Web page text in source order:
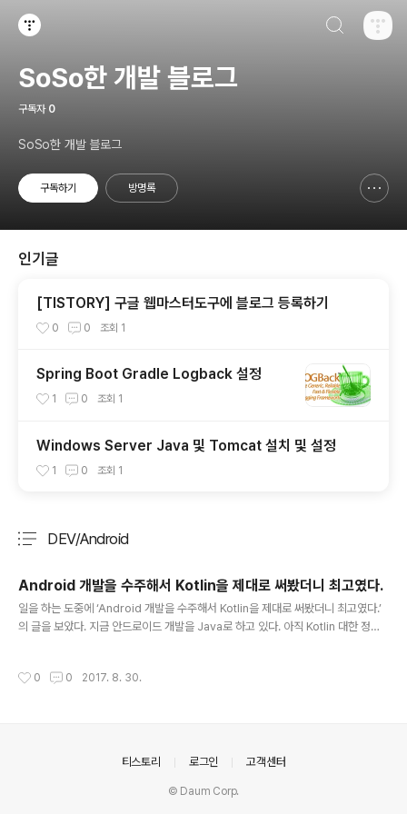
SoSo한 개발 블로그
구독자 0
SoSo한 개발 블로그
구독하기 방명록
인기글
[TISTORY] 구글 웹마스터도구에 블로그 등록하기
0 0 조회 1
Spring Boot Gradle Logback 설정
1 0 조회 1
Windows Server Java 및 Tomcat 설치 및 설정
1 0 조회 1
DEV/Android
Android 개발을 수주해서 Kotlin을 제대로 써봤더니 최고였다.
일을 하는 도중에 ‘Android 개발을 수주해서 Kotlin을 제대로 써봤더니 최고였다.’
의 글을 보았다. 지금 안드로이드 개발을 Java로 하고 있다. 아직 Kotlin 대한 정보
에서 활동중이신 Hazealign님이 일본의 omochimetaru님이 Qiita에 올린 And
0 0 2017. 8. 30.
티스토리 로그인 고객센터
© Daum Corp.